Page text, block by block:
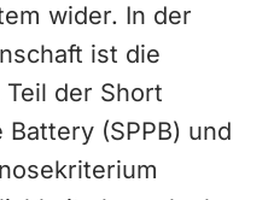
wider. In der
ist die
der Short
(SPPB) und